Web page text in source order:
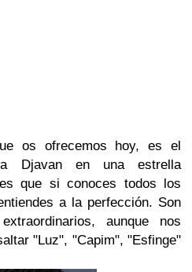
os ofrecemos hoy, es el
a Djavanen una estrella
que si conoces todos los
a la perfección. Son
aunque nos
"Luz", "Capim", "Esfinge"